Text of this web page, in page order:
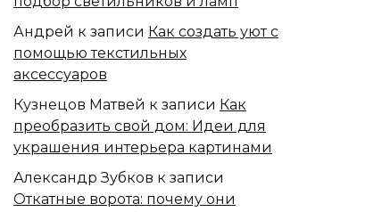
Андрей к записи Как создать уют с
помощью текстильных
аксессуаров
Кузнецов Матвей к записи Как
преобразить свой дом: Идеи для
украшения интерьера картинами
Александр Зубков к записи
Откатные ворота: почему они